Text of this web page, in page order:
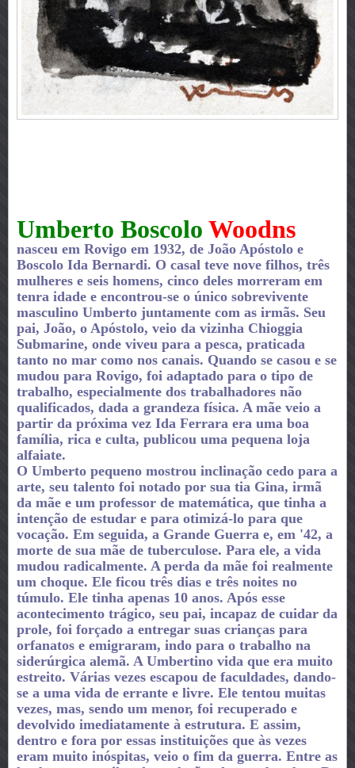
Umberto Boscolo Woodns
nasceu em Rovigo em 1932, de João Apóstolo e
Boscolo Ida Bernardi. O casal teve nove filhos, três
mulheres e seis homens, cinco deles morreram em
tenra idade e encontrou-se o único sobrevivente
masculino Umberto juntamente com as irmãs. Seu
pai, João, o Apóstolo, veio da vizinha Chioggia
Submarine, onde viveu para a pesca, praticada
tanto no mar como nos canais. Quando se casou e se
mudou para Rovigo, foi adaptado para o tipo de
trabalho, especialmente dos trabalhadores não
qualificados, dada a grandeza física. A mãe veio a
partir da próxima vez Ida Ferrara era uma boa
família, rica e culta, publicou uma pequena loja
alfaiate.
O Umberto pequeno mostrou inclinação cedo para a
arte, seu talento foi notado por sua tia Gina, irmã
da mãe e um professor de matemática, que tinha a
intenção de estudar e para otimizá-lo para que
vocação. Em seguida, a Grande Guerra e, em '42, a
morte de sua mãe de tuberculose. Para ele, a vida
mudou radicalmente. A perda da mãe foi realmente
um choque. Ele ficou três dias e três noites no
túmulo. Ele tinha apenas 10 anos. Após esse
acontecimento trágico, seu pai, incapaz de cuidar da
prole, foi forçado a entregar suas crianças para
orfanatos e emigraram, indo para o trabalho na
siderúrgica alemã. A Umbertino vida que era muito
estreito. Várias vezes escapou de faculdades, dando-
se a uma vida de errante e livre. Ele tentou muitas
vezes, mas, sendo um menor, foi recuperado e
devolvido imediatamente à estrutura. E assim,
dentro e fora por essas instituições que às vezes
eram muito inóspitas, veio o fim da guerra. Entre as